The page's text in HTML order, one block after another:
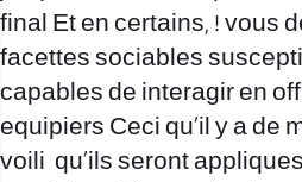
final Et en certains, ! vous
facettes sociables
capables de interagir en
equipiers Ceci qu’il y a de
voili qu’ils seront